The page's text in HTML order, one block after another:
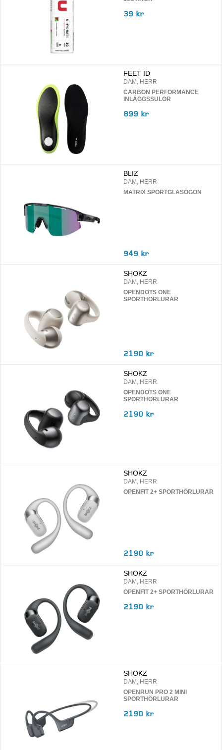
39 kr
FEET ID
DAM, HERR
CARBON PERFORMANCE
INLÄGGSSULOR
899 kr
BLIZ
DAM, HERR
MATRIX SPORTGLASÖGON
949 kr
SHOKZ
DAM, HERR
OPENDOTS ONE
SPORTHÖRLURAR
2190 kr
SHOKZ
DAM, HERR
OPENDOTS ONE
SPORTHÖRLURAR
2190 kr
SHOKZ
DAM, HERR
OPENFIT 2+ SPORTHÖRLURAR
2190 kr
SHOKZ
DAM, HERR
OPENFIT 2+ SPORTHÖRLURAR
2190 kr
SHOKZ
DAM, HERR
OPENRUN PRO 2 MINI
SPORTHÖRLURAR
2190 kr